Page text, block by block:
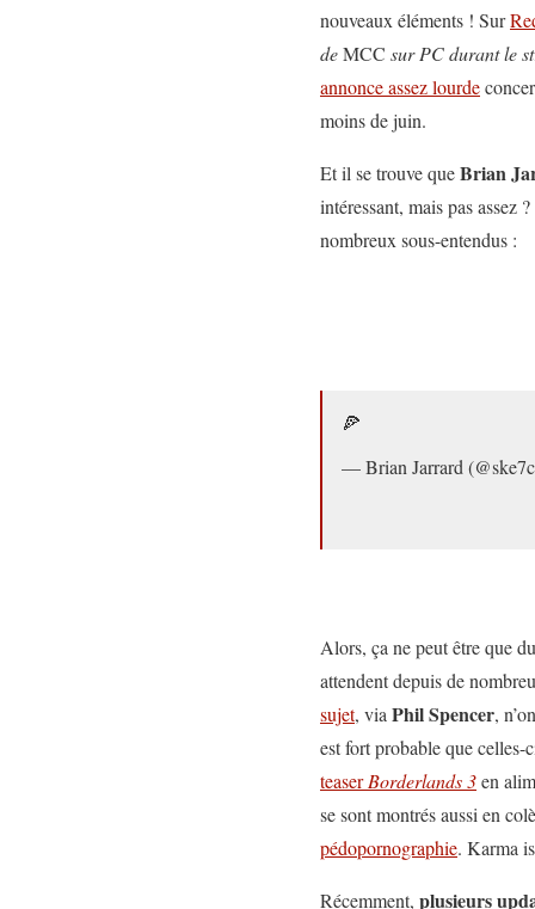
nouveaux éléments ! Sur
deMCC sur PC durant le
annonce assez lourde
moins de juin.
Et il se trouve queBrian
intéressant, mais pas assez
nombreux sous-entendus :
🍕
— Brian Jarrard
Alors, ça ne peut être que
attendent depuis de
sujet, via Phil Spencer,
est fort probable que
teaserBorderlands 3en
se sont montrés aussi en
pédopornographie. Karma
Récemment, plusieurs